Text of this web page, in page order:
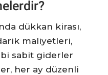
dükkan kirası,
maliyetleri,
sabit giderler
her ay düzenli